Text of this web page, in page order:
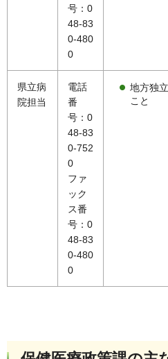
号：0
48-83
0-480
0
県立病
院担当
電話
番
号：0
48-83
0-752
0
ファ
ック
ス番
号：0
48-83
0-480
0
地方独
こと